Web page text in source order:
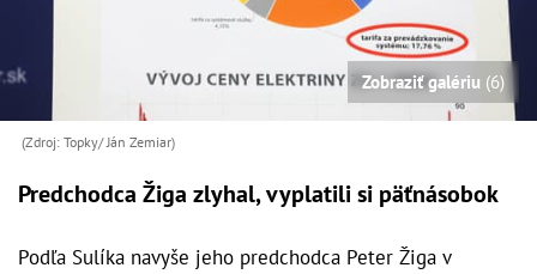
Zobraziť galériu (6)
(Zdroj: Topky/ Ján Zemiar)
Predchodca Žiga zlyhal, vyplatili si päťnásobok
Podľa Sulíka navyše jeho predchodca Peter Žiga v